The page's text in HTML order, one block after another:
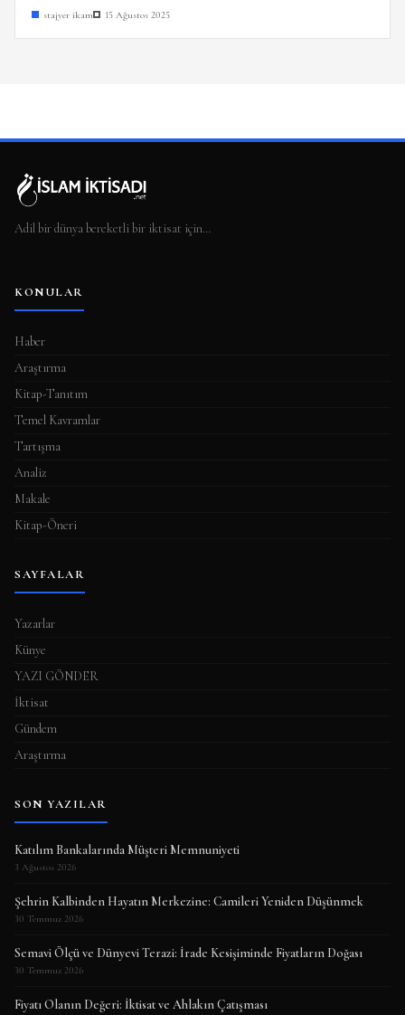
stajyer ikam 15 Ağustos 2025
Adil bir dünya bereketli bir iktisat için…
KONULAR
Haber
Araştırma
Kitap-Tanıtım
Temel Kavramlar
Tartışma
Analiz
Makale
Kitap-Öneri
SAYFALAR
Yazarlar
Künye
YAZI GÖNDER
İktisat
Gündem
Araştırma
SON YAZILAR
Katılım Bankalarında Müşteri Memnuniyeti
3 Ağustos 2026
Şehrin Kalbinden Hayatın Merkezine: Camileri Yeniden Düşünmek
30 Temmuz 2026
Semavi Ölçü ve Dünyevi Terazi: İrade Kesişiminde Fiyatların Doğası
30 Temmuz 2026
Fiyatı Olanın Değeri: İktisat ve Ahlakın Çatışması